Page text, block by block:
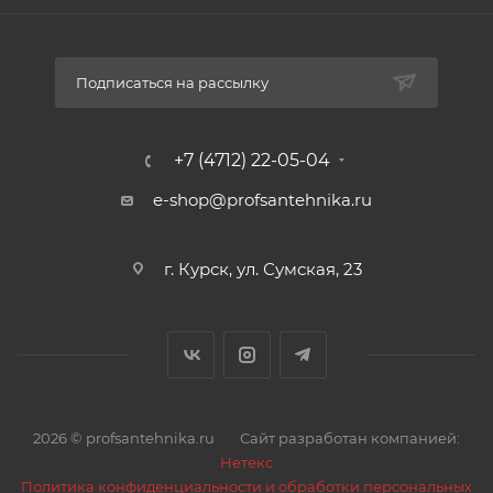
Подписаться на рассылку
+7 (4712) 22-05-04
e-shop@profsantehnika.ru
г. Курск, ул. Сумская, 23
2026 © profsantehnika.ru
Сайт разработан компанией:
Нетекс
Политика конфиденциальности и обработки персональных